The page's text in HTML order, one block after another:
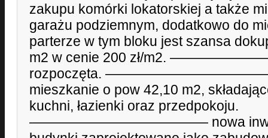
zakupu komórki lokatorskiej a także
garażu podziemnym, dodatkowo do
parterze w tym bloku jest szansa
m2 w cenie 200 zł/m2.
rozpoczęta. —————————————
mieszkanie o pow 42,10 m2,
kuchni, łazienki oraz przedpokoju.
————————————— nowa